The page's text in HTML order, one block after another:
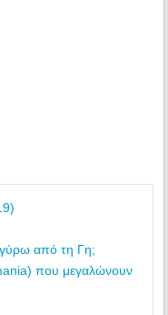
γύρω από τη Γη;
που μεγαλώνουν